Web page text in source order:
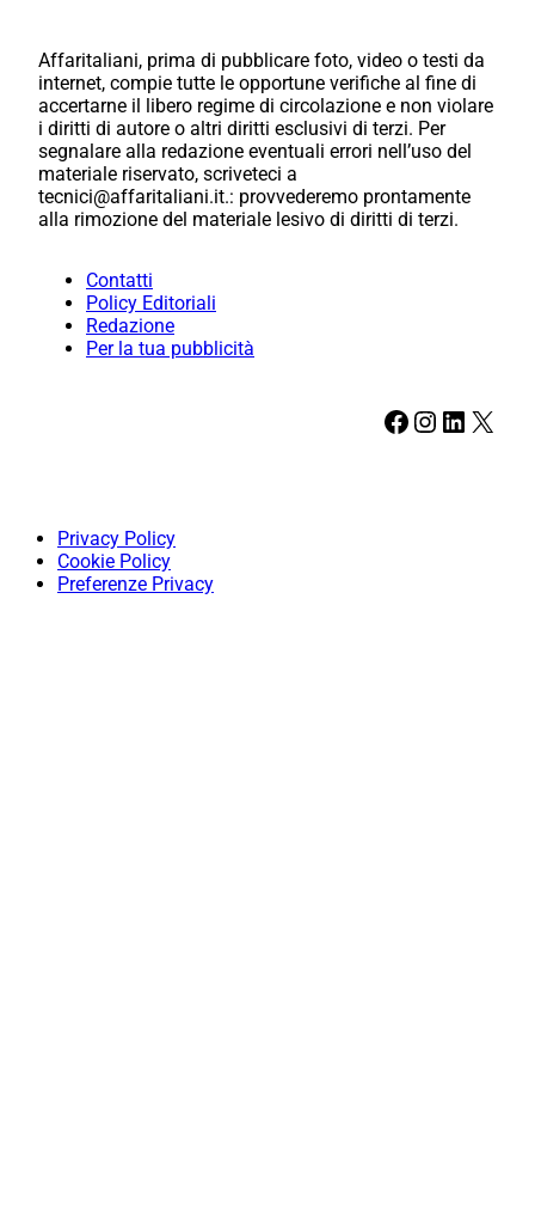
Affaritaliani, prima di pubblicare foto, video o testi da
internet, compie tutte le opportune verifiche al fine di
accertarne il libero regime di circolazione e non violare
i diritti di autore o altri diritti esclusivi di terzi. Per
segnalare alla redazione eventuali errori nell’uso del
materiale riservato, scriveteci a
tecnici@affaritaliani.it.: provvederemo prontamente
alla rimozione del materiale lesivo di diritti di terzi.
Contatti
Policy Editoriali
Redazione
Per la tua pubblicità
Facebook Instagram LinkedIn X
Privacy Policy
Cookie Policy
Preferenze Privacy